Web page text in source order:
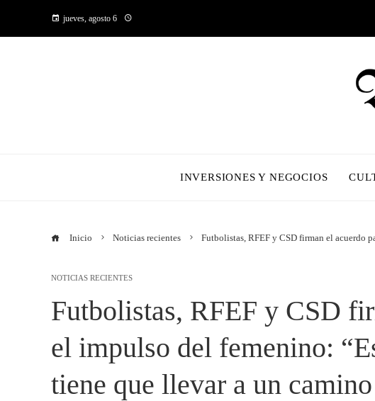
jueves, agosto 6
INVERSIONES Y NEGOCIOS
Inicio Noticias recientes Futbolistas, RFEF y CSD firman el acuerdo
NOTICIAS RECIENTES
Futbolistas, RFEF y CSD
el impulso del femenino:
tiene que llevar a un